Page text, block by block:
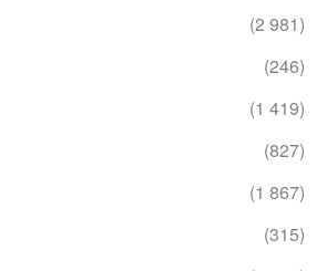
(2 981)
(246)
(1 419)
(827)
(1 867)
(315)